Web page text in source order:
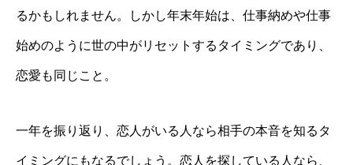
るかもしれません。しかし年末年始は、仕事納めや仕事
始めのように世の中がリセットするタイミングであり、
恋愛も同じこと。
一年を振り返り、恋人がいる人なら相手の本音を知るタ
イミングにもなるでしょう。恋人を探している人なら、